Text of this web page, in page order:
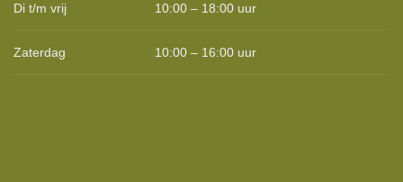
Di t/m vrij 10:00 – 18:00 uur
Zaterdag 10:00 – 16:00 uur